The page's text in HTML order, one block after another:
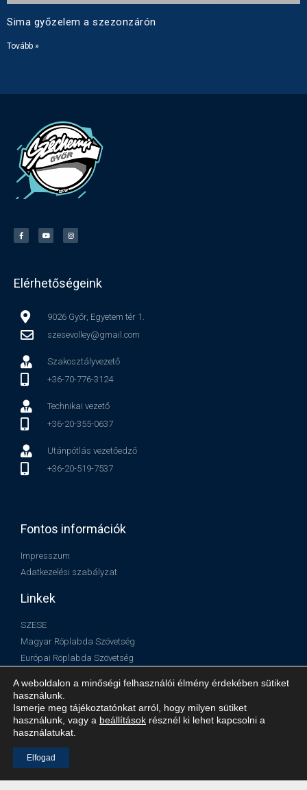
Sima győzelem a szezonzárón
Tovább »
Elérhetőségeink
9026 Győr, Egyetem tér 1.
szesevolley@gmail.com
Szakosztályvezető
+36-70-776-3124
Technikai vezető
+36-20-355-0637
Utánpótlás vezetőedző
+36-20-519-7537
Fontos információk
Impresszum
Adatkezelési szabályzat
Linkek
SZESE
Magyar Röplabda Szövetség
Európai Röplabda Szövetség
A weboldalon a minőségi felhasználói élmény érdekében sütiket
használunk.
Ismerje meg tájékoztatónkat arról, hogy milyen sütiket
használunk, vagy a beállítások résznél ki lehet kapcsolni a
használatukat.
Elfogad